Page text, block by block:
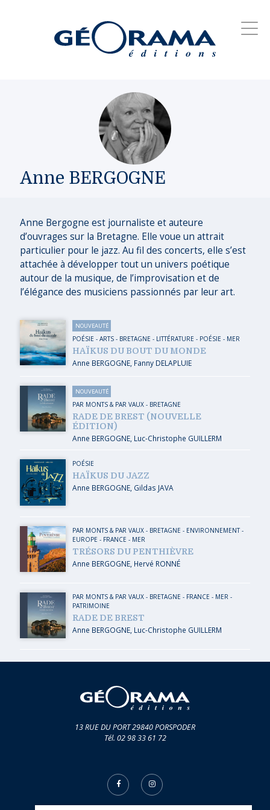
Anne BERGOGNE
Anne Bergogne est journaliste et auteure
d’ouvrages sur la Bretagne. Elle voue un attrait
particulier pour le jazz. Au fil des concerts, elle s’est
attachée à développer tout un univers poétique
autour de la musique, de l’improvisation et de
l’élégance des musiciens passionnés par leur art.
NOUVEAUTÉ
POÉSIE - ARTS- BRETAGNE - LITTÉRATURE - POÉSIE - MER
HAÏKUS DU BOUT DU MONDE
Anne BERGOGNE, Fanny DELAPLUIE
NOUVEAUTÉ
PAR MONTS & PAR VAUX- BRETAGNE
RADE DE BREST (NOUVELLE
ÉDITION)
Anne BERGOGNE, Luc-Christophe GUILLERM
POÉSIE
HAÏKUS DU JAZZ
Anne BERGOGNE, Gildas JAVA
PAR MONTS & PAR VAUX- BRETAGNE - ENVIRONNEMENT-
EUROPE - FRANCE - MER
TRÉSORS DU PENTHIÈVRE
Anne BERGOGNE, Hervé RONNÉ
PAR MONTS & PAR VAUX- BRETAGNE - FRANCE - MER-
PATRIMOINE
RADE DE BREST
Anne BERGOGNE, Luc-Christophe GUILLERM
13 RUE DU PORT 29840 PORSPODER
Tél. 02 98 33 61 72